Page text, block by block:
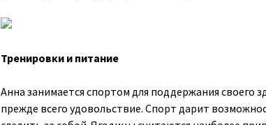
Тренировки и питание
Анна занимается спортом для поддержания своего
прежде всего удовольствие. Спорт дарит